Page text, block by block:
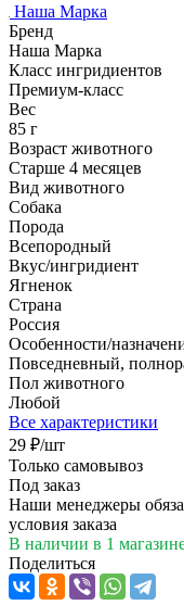
Наша Марка
Бренд
Наша Марка
Класс ингридиентов
Премиум-класс
Вес
85 г
Возраст животного
Старше 4 месяцев
Вид животного
Собака
Порода
Всепородный
Вкус/ингридиент
Ягненок
Страна
Россия
Особенности/
Повседневный,
Пол животного
Любой
Все характеристики
29 ₽/шт
Только самовывоз
Под заказ
Наши менеджеры
условия заказа
В наличии в 1
Поделиться